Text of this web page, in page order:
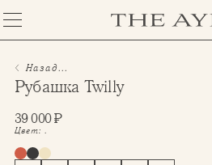
Назад...
Рубашка Twilly
39 000₽
Цвет:.